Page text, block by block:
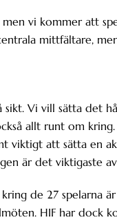
vi kommer att
mittfältare,
Vi vill sätta det
allt runt om
viktigt att sätta en
är det viktigaste
de 27 spelarna
HIF har dock